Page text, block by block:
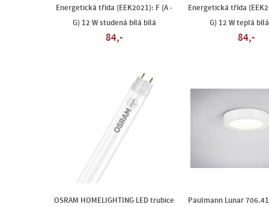
Energetická třída (EEK2021): F (A -
G) 12 W studená bílá bílá
84,-
Energetická třída
G) 12 W teplá
84,-
OSRAM HOMELIGHTING LED trubice
Paulmann Lunar